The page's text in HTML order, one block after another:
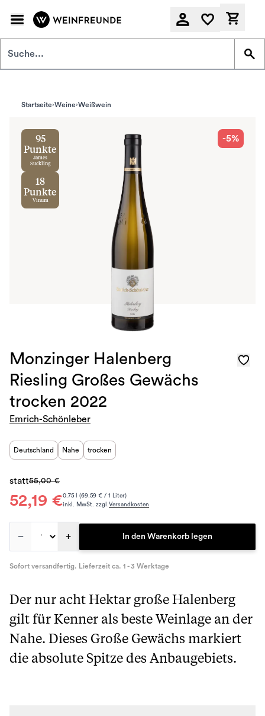
Startseite Weine Weißwein
95
Punkte
James
Suckling
18
Punkte
Vinum
-5%
Monzinger Halenberg
Riesling Großes Gewächs
trocken 2022
Emrich-Schönleber
Deutschland Nahe trocken
52,19 €
statt55,00 €
0.75 l (69.59 € / 1 Liter)
inkl. MwSt. zzgl.Versandkosten
– + In den Warenkorb legen
Sofort versandfertig. Lieferzeit ca. 1 - 3 Werktage
Der nur acht Hektar große Halenberg
gilt für Kenner als beste Weinlage an der
Nahe. Dieses Große Gewächs markiert
die absolute Spitze des Anbaugebiets.